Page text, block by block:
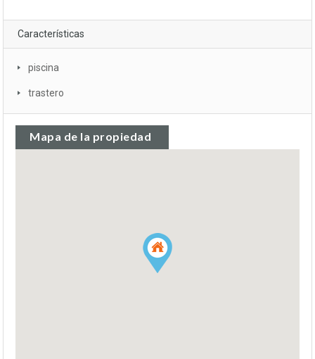
Características
piscina
trastero
Mapa de la propiedad